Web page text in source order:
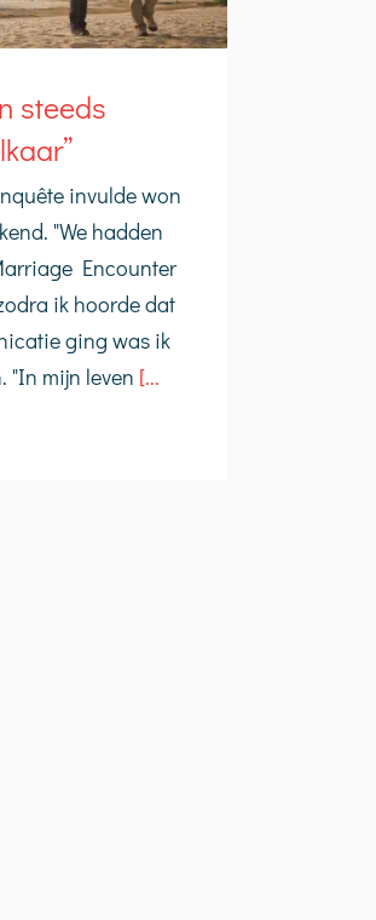
steeds
invulde won
"We hadden
Encounter
ik hoorde dat
ging was ik
"In mijn leven [...